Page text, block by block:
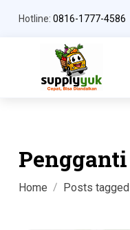
Hotline: 0816-1777-4586
Home Posts tagged